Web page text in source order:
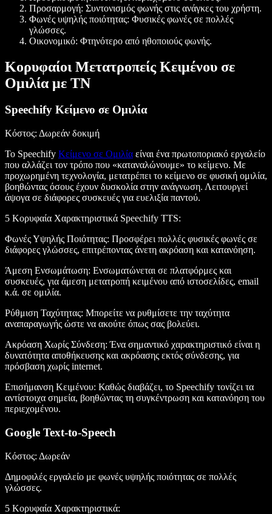
Προσαρμογή: Συντονισμός φωνής στις ανάγκες του χρήστη.
Φωνές υψηλής ποιότητας: Φυσικές φωνές σε πολλές
γλώσσες.
Οικονομικό: Φτηνότερο από ηθοποιούς φωνής.
Κορυφαίοι Μετατροπείς Κειμένου σε
Ομιλία με ΤΝ
Speechify Κείμενο σε Ομιλία
Κόστος: Δωρεάν δοκιμή
Το Speechify Κείμενο σε Ομιλία είναι ένα πρωτοποριακό εργαλείο
που αλλάζει τον τρόπο που «καταναλώνουμε» το κείμενο. Με
προχωρημένη τεχνολογία, μετατρέπει το κείμενο σε φυσική ομιλία,
βοηθώντας όσους έχουν δυσκολία στην ανάγνωση. Λειτουργεί
άψογα σε διάφορες συσκευές για ευελιξία παντού.
5 Κορυφαία Χαρακτηριστικά Speechify TTS:
Φωνές Υψηλής Ποιότητας: Προσφέρει πολλές φυσικές φωνές σε
διάφορες γλώσσες, επιτρέποντας άνετη ακρόαση και κατανόηση.
Άμεση Ενσωμάτωση: Ενσωματώνεται σε πλατφόρμες και
συσκευές, για άμεση μετατροπή κειμένου από ιστοσελίδες, email
κ.ά. σε ομιλία.
Ρύθμιση Ταχύτητας: Μπορείτε να ρυθμίσετε την ταχύτητα
αναπαραγωγής ώστε να ακούτε όπως σας βολεύει.
Ακρόαση Χωρίς Σύνδεση: Ένα σημαντικό χαρακτηριστικό είναι η
δυνατότητα αποθήκευσης και ακρόασης εκτός σύνδεσης, για
πρόσβαση χωρίς internet.
Επισήμανση Κειμένου: Καθώς διαβάζει, το Speechify τονίζει τα
αντίστοιχα σημεία, βοηθώντας τη συγκέντρωση και κατανόηση του
περιεχομένου.
Google Text-to-Speech
Κόστος: Δωρεάν
Δημοφιλές εργαλείο με φωνές υψηλής ποιότητας σε πολλές
γλώσσες.
5 Κορυφαία Χαρακτηριστικά: